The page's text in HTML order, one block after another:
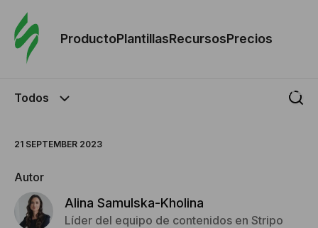
ProductoPlantillasRecursosPrecios
Todos
21 SEPTEMBER 2023
Autor
Alina Samulska-Kholina
Líder del equipo de contenidos en Stripo